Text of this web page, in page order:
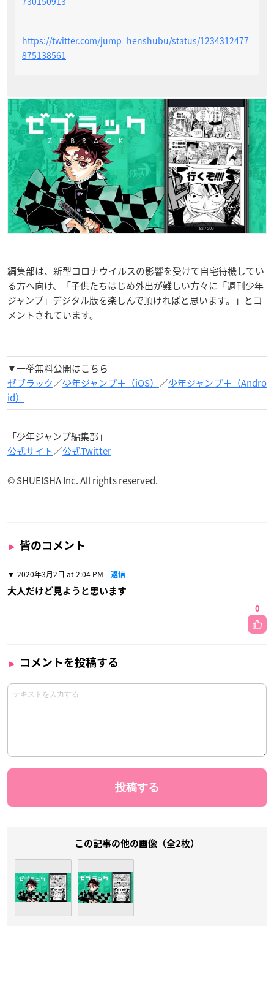
https://twitter.com/jump_henshubu/status/1234312477
875138561
編集部は、新型コロナウイルスの影響を受けて自宅待機してい
る方へ向け、「子供たちはじめ外出が難しい方々に「週刊少年
ジャンプ」デジタル版を楽しんで頂ければと思います。」とコ
メントされています。
▼一挙無料公開はこちら
ゼブラック／少年ジャンプ＋（iOS） ／少年ジャンプ＋（Andro
id）
「少年ジャンプ編集部」
公式サイト／公式Twitter
© SHUEISHA Inc. All rights reserved.
皆のコメント
2020年3月2日 at 2:04 PM 返信
大人だけど見ようと思います
0
コメントを投稿する
この記事の他の画像（全2枚）